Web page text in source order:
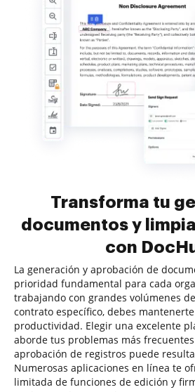
Transforma tu
documentos y
con
La generación y aprobación de
prioridad fundamental para cada
trabajando con grandes volúmenes
contrato específico, debes
productividad. Elegir una excelente
aborde tus problemas más
aprobación de registros puede
Numerosas aplicaciones en línea te
limitada de funciones de edición y